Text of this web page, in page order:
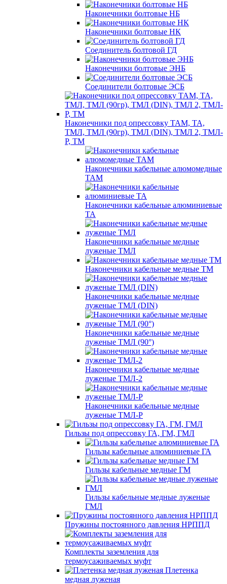
Наконечники болтовые НБ
Наконечники болтовые НК
Соединитель болтовой ГД
Наконечники болтовые ЭНБ
Соединители болтовые ЭСБ
Наконечники под опрессовку ТАМ, ТА,
ТМЛ, ТМЛ (90гр), ТМЛ (DIN), ТМЛ 2, ТМЛ-
Р, ТМ
Наконечники кабельные алюмомедные
ТАМ
Наконечники кабельные алюминиевые
ТА
Наконечники кабельные медные
луженые ТМЛ
Наконечники кабельные медные ТМ
Наконечники кабельные медные
луженые ТМЛ (DIN)
Наконечники кабельные медные
луженые ТМЛ (90°)
Наконечники кабельные медные
луженые ТМЛ-2
Наконечники кабельные медные
луженые ТМЛ-Р
Гильзы под опрессовку ГА, ГМ, ГМЛ
Гильзы кабельные алюминиевые ГА
Гильзы кабельные медные ГМ
Гильзы кабельные медные луженые
ГМЛ
Пружины постоянного давления НРППД
Комплекты заземления для
термоусаживаемых муфт
Плетенка
медная луженая